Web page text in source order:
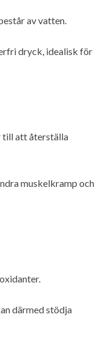
av vatten.
dryck, idealisk för
till att återställa
muskelkramp och
därmed stödja